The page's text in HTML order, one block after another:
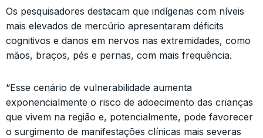
Os pesquisadores destacam que indígenas com níveis
mais elevados de mercúrio apresentaram déficits
cognitivos e danos em nervos nas extremidades, como
mãos, braços, pés e pernas, com mais frequência.
“Esse cenário de vulnerabilidade aumenta
exponencialmente o risco de adoecimento das crianças
que vivem na região e, potencialmente, pode favorecer
o surgimento de manifestações clínicas mais severas